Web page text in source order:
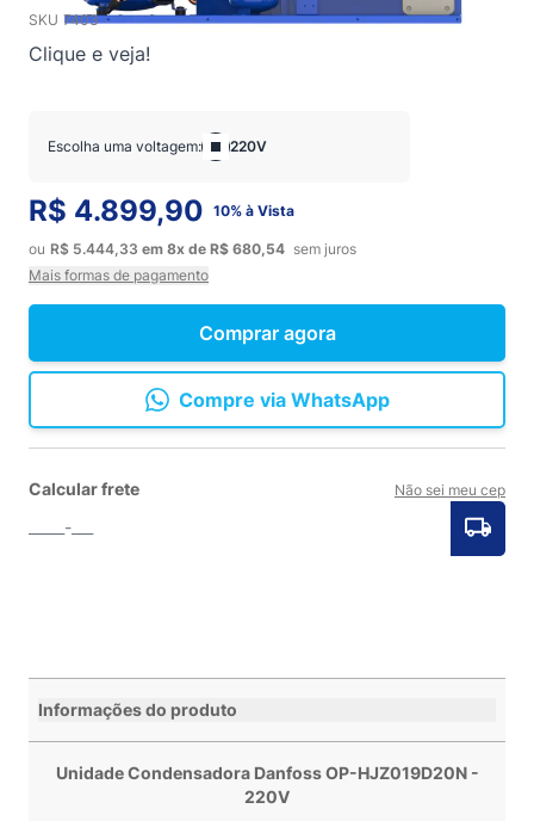
SKU 7403
Clique e veja!
Comprar agora
Escolha uma voltagem: 220V
R$ 4.899,90 10% à Vista
ou R$ 5.444,33 em 8x de R$ 680,54 sem juros
Mais formas de pagamento
Compre via WhatsApp
Calcular frete Não sei meu cep
Informações do produto
Unidade Condensadora Danfoss OP-HJZ019D20N -
220V